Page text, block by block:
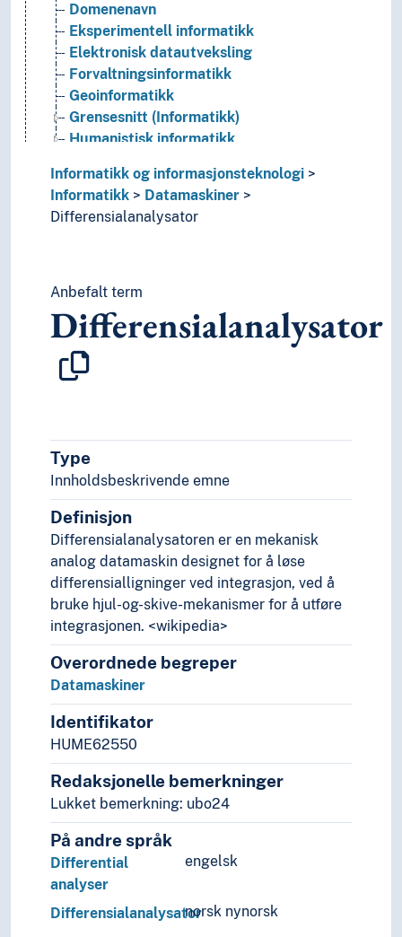
Domenenavn
Eksperimentell informatikk
Elektronisk datautveksling
Forvaltningsinformatikk
Geoinformatikk
Grensesnitt (Informatikk)
Humanistisk informatikk
Konneksjonisme
Maskinvare
Medisinsk informatikk
Synkronisering (Informatikk)
Systemdesign
Ingeniørfag
Kulturkunnskap
Kunst
Navn, personer og skikkelser
Næringsliv og økonomi
Pedagogikk
Psykologi
Realfag
Religionsvitenskap
Rettsvitenskap
Samfunnsvitenskap
Språk
Tid i enheter, stadier og perioder
Informatikk og informasjonsteknologi
Informatikk
Datamaskiner
Differensialanalysator
Anbefalt term
Differensialanalysator
Type
Innholdsbeskrivende emne
Definisjon
Differensialanalysatoren er en mekanisk
analog datamaskin designet for å løse
differensialligninger ved integrasjon, ved å
bruke hjul-og-skive-mekanismer for å utføre
integrasjonen. <wikipedia>
Overordnede begreper
Datamaskiner
Identifikator
HUME62550
Redaksjonelle bemerkninger
Lukket bemerkning: ubo24
På andre språk
engelsk
Differential
analyser
norsk nynorsk
Differensialanalysator